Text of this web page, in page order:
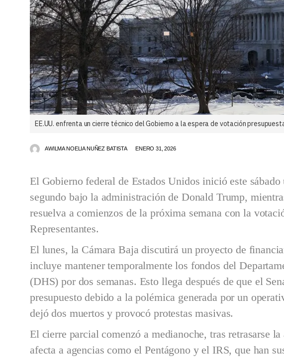
EE.UU. enfrenta un cierre técnico del Gobierno a la espera de votación
AWILMA NOELIA NUÑEZ BATISTA ENERO 31, 2026
El Gobierno federal de Estados Unidos inició este
segundo bajo la administración de Donald Trump,
resuelva a comienzos de la próxima semana con la
Representantes.
El lunes, la Cámara Baja discutirá un proyecto de
incluye mantener temporalmente los fondos del
(DHS) por dos semanas. Esto llega después de que el
presupuesto debido a la polémica generada por un
dejó dos muertos y provocó protestas masivas.
El cierre parcial comenzó a medianoche, tras retrasarse
afecta a agencias como el Pentágono y el IRS, que han